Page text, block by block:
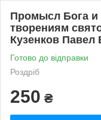
Промысл Бога и
творениям
Кузенков
Готово до відправки
Роздріб
250 ₴